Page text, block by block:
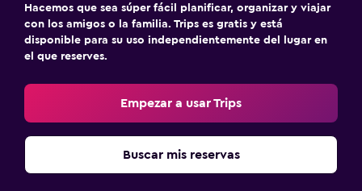
Hacemos que sea súper fácil planificar, organizar y viajar
con los amigos o la familia. Trips es gratis y está
disponible para su uso independientemente del lugar en
el que reserves.
Empezar a usar Trips
Buscar mis reservas